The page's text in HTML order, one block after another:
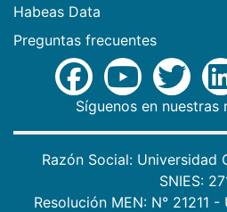
Habeas Data
Preguntas frecuentes
Síguenos en nuestras
Razón Social: Universidad
SNIES:
Resolución MEN: N° 21211